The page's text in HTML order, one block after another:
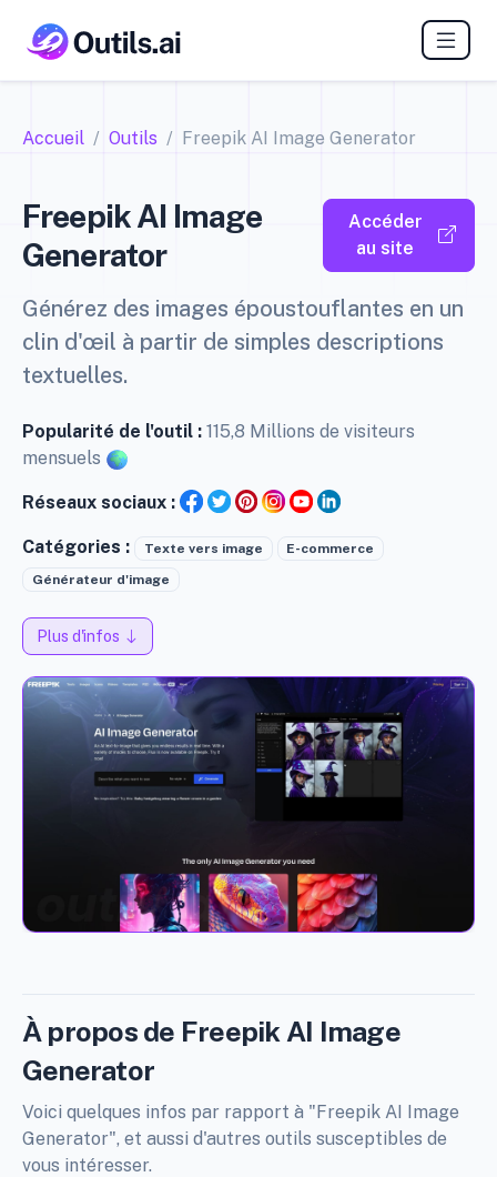
Accueil Outils Freepik AI Image Generator
Freepik AI Image
Generator
Accéder
au site
Générez des images époustouflantes en un
clin d'œil à partir de simples descriptions
textuelles.
Popularité de l'outil : 115,8 Millions de visiteurs
mensuels
Réseaux sociaux :
Catégories : Texte vers image E-commerce
Générateur d'image
Plus d'infos
À propos de Freepik AI Image
Generator
Voici quelques infos par rapport à "Freepik AI Image
Generator", et aussi d'autres outils susceptibles de
vous intéresser.